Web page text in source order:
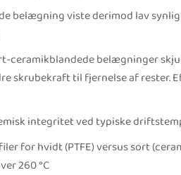
belægning viste derimod lav
ceramikblandede belægninger
skrubekraft til fjernelse af
integritet ved typiske
for hvidt (PTFE) versus sort
260 °C